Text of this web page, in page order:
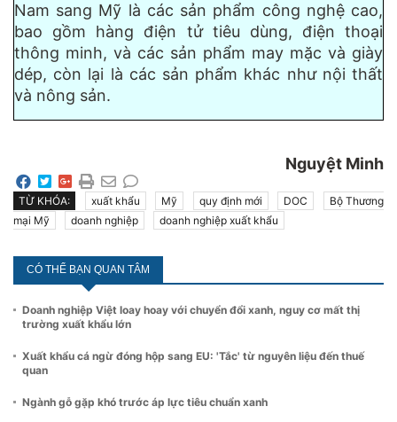
Nam sang Mỹ là các sản phẩm công nghệ cao,
bao gồm hàng điện tử tiêu dùng, điện thoại
thông minh, và các sản phẩm may mặc và giày
dép, còn lại là các sản phẩm khác như nội thất
và nông sản.
Nguyệt Minh
TỪ KHÓA: xuất khẩu Mỹ quy định mới DOC
Bộ Thương
mại Mỹ
doanh nghiệp doanh nghiệp xuất khẩu
CÓ THỂ BẠN QUAN TÂM
Doanh nghiệp Việt loay hoay với chuyển đổi xanh, nguy cơ mất thị
trường xuất khẩu lớn
Xuất khẩu cá ngừ đóng hộp sang EU: 'Tắc' từ nguyên liệu đến thuế
quan
Ngành gỗ gặp khó trước áp lực tiêu chuẩn xanh